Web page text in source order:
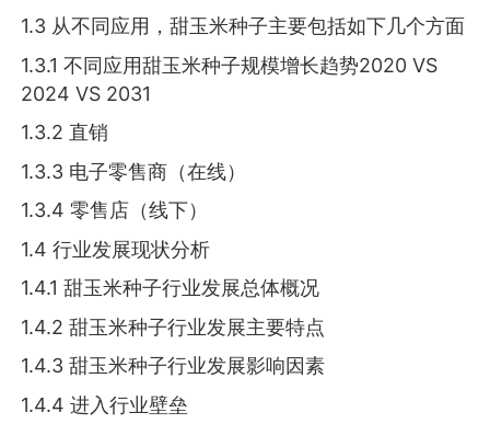
1.3 从不同应用，甜玉米种子主要包括如下几个方面
1.3.1 不同应用甜玉米种子规模增长趋势2020 VS
2024 VS 2031
1.3.2 直销
1.3.3 电子零售商（在线）
1.3.4 零售店（线下）
1.4 行业发展现状分析
1.4.1 甜玉米种子行业发展总体概况
1.4.2 甜玉米种子行业发展主要特点
1.4.3 甜玉米种子行业发展影响因素
1.4.4 进入行业壁垒